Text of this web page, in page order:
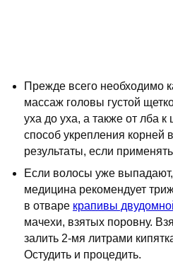
Прежде всего необходимо
массаж головы густой
уха до уха, а также от лба
способ укрепления корней
результаты, если
Если волосы уже
медицина рекомендует
в отваре крапивы
мачехи, взятых поровну.
залить 2-мя литрами
Остудить и процедить.